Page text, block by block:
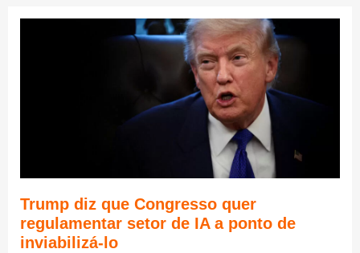
Trump diz que Congresso quer
regulamentar setor de IA a ponto de
inviabilizá-lo